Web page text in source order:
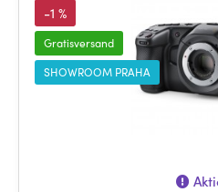
-1 %
Gratisversand
SHOWROOM PRAHA